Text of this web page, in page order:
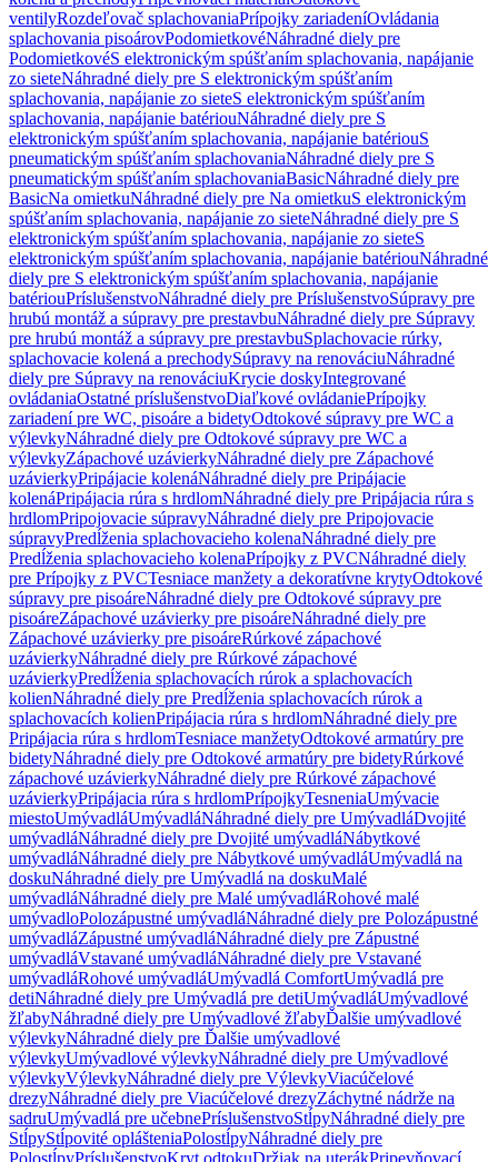
ventilyRozdeľovač splachovaniaPrípojky zariadeníOvládania
splachovania pisoárovPodomietkovéNáhradné diely pre
PodomietkovéS elektronickým spúšťaním splachovania, napájanie
zo sieteNáhradné diely pre S elektronickým spúšťaním
splachovania, napájanie zo sieteS elektronickým spúšťaním
splachovania, napájanie batériouNáhradné diely pre S
elektronickým spúšťaním splachovania, napájanie batériouS
pneumatickým spúšťaním splachovaniaNáhradné diely pre S
pneumatickým spúšťaním splachovaniaBasicNáhradné diely pre
BasicNa omietkuNáhradné diely pre Na omietkuS elektronickým
spúšťaním splachovania, napájanie zo sieteNáhradné diely pre S
elektronickým spúšťaním splachovania, napájanie zo sieteS
elektronickým spúšťaním splachovania, napájanie batériouNáhradné
diely pre S elektronickým spúšťaním splachovania, napájanie
batériouPríslušenstvoNáhradné diely pre PríslušenstvoSúpravy pre
hrubú montáž a súpravy pre prestavbuNáhradné diely pre Súpravy
pre hrubú montáž a súpravy pre prestavbuSplachovacie rúrky,
splachovacie kolená a prechodySúpravy na renováciuNáhradné
diely pre Súpravy na renováciuKrycie doskyIntegrované
ovládaniaOstatné príslušenstvoDiaľkové ovládaniePrípojky
zariadení pre WC, pisoáre a bidetyOdtokové súpravy pre WC a
výlevkyNáhradné diely pre Odtokové súpravy pre WC a
výlevkyZápachové uzávierkyNáhradné diely pre Zápachové
uzávierkyPripájacie kolenáNáhradné diely pre Pripájacie
kolenáPripájacia rúra s hrdlomNáhradné diely pre Pripájacia rúra s
hrdlomPripojovacie súpravyNáhradné diely pre Pripojovacie
súpravyPredĺženia splachovacieho kolenaNáhradné diely pre
Predĺženia splachovacieho kolenaPrípojky z PVCNáhradné diely
pre Prípojky z PVCTesniace manžety a dekoratívne krytyOdtokové
súpravy pre pisoáreNáhradné diely pre Odtokové súpravy pre
pisoáreZápachové uzávierky pre pisoáreNáhradné diely pre
Zápachové uzávierky pre pisoáreRúrkové zápachové
uzávierkyNáhradné diely pre Rúrkové zápachové
uzávierkyPredĺženia splachovacích rúrok a splachovacích
kolienNáhradné diely pre Predĺženia splachovacích rúrok a
splachovacích kolienPripájacia rúra s hrdlomNáhradné diely pre
Pripájacia rúra s hrdlomTesniace manžetyOdtokové armatúry pre
bidetyNáhradné diely pre Odtokové armatúry pre bidetyRúrkové
zápachové uzávierkyNáhradné diely pre Rúrkové zápachové
uzávierkyPripájacia rúra s hrdlomPrípojkyTesneniaUmývacie
miestoUmývadláUmývadláNáhradné diely pre UmývadláDvojité
umývadláNáhradné diely pre Dvojité umývadláNábytkové
umývadláNáhradné diely pre Nábytkové umývadláUmývadlá na
doskuNáhradné diely pre Umývadlá na doskuMalé
umývadláNáhradné diely pre Malé umývadláRohové malé
umývadloPolozápustné umývadláNáhradné diely pre Polozápustné
umývadláZápustné umývadláNáhradné diely pre Zápustné
umývadláVstavané umývadláNáhradné diely pre Vstavané
umývadláRohové umývadláUmývadlá ComfortUmývadlá pre
detiNáhradné diely pre Umývadlá pre detiUmývadláUmývadlové
žľabyNáhradné diely pre Umývadlové žľabyĎalšie umývadlové
výlevkyNáhradné diely pre Ďalšie umývadlové
výlevkyUmývadlové výlevkyNáhradné diely pre Umývadlové
výlevkyVýlevkyNáhradné diely pre VýlevkyViacúčelové
drezyNáhradné diely pre Viacúčelové drezyZáchytné nádrže na
sadruUmývadlá pre učebnePríslušenstvoStĺpyNáhradné diely pre
StĺpyStĺpovité oplášteniaPolostĺpyNáhradné diely pre
PolostĺpyPríslušenstvoKryt odtokuDržiak na uterákPripevňovací